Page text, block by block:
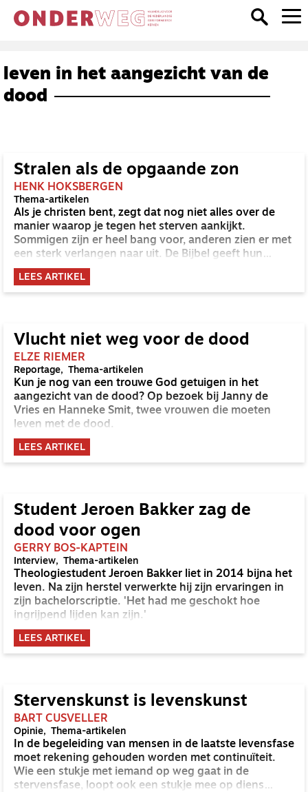
leven in het aangezicht van de
dood
Stralen als de opgaande zon
HENK HOKSBERGEN
Thema-artikelen
Als je christen bent, zegt dat nog niet alles over de
manier waarop je tegen het sterven aankijkt.
Sommigen zijn er heel bang voor, anderen zien er met
een sterk verlangen naar uit. De Bijbel geeft hun
beiden bemoediging en hoop.
LEES ARTIKEL
Vlucht niet weg voor de dood
ELZE RIEMER
Reportage Thema-artikelen
Kun je nog van een trouwe God getuigen in het
aangezicht van de dood? Op bezoek bij Janny de
Vries en Hanneke Smit, twee vrouwen die moeten
leven met de dood.
LEES ARTIKEL
Student Jeroen Bakker zag de
dood voor ogen
GERRY BOS-KAPTEIN
Interview Thema-artikelen
Theologiestudent Jeroen Bakker liet in 2014 bijna het
leven. Na zijn herstel verwerkte hij zijn ervaringen in
zijn bachelorscriptie. 'Het had me geschokt hoe
ingrijpend lijden kan zijn.'
LEES ARTIKEL
Stervenskunst is levenskunst
BART CUSVELLER
Opinie Thema-artikelen
In de begeleiding van mensen in de laatste levensfase
moet rekening gehouden worden met continuïteit.
Wie een stukje met iemand op weg gaat in de
stervensfase, loopt ook een stukje mee op diens